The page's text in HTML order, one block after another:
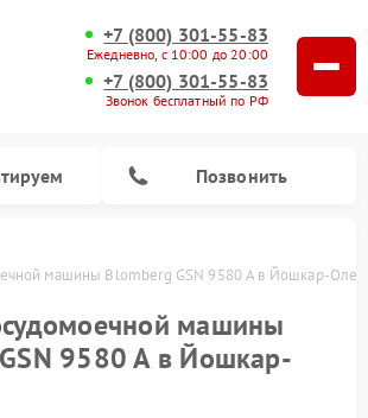
+7 (800) 301-55-83
Ежедневно, с 10:00 до 20:00
+7 (800) 301-55-83
Звонок бесплатный по РФ
Позвонить
машины Blomberg GSN 9580 A в Йошкар-Оле
машины
9580 A в Йошкар-